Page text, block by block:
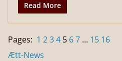
Read More
Pages: 1 234 5 67 ... 15 16
Ætt-News